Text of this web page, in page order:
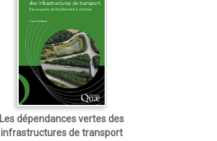
Les dépendances vertes des
infrastructures de transport